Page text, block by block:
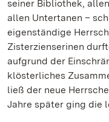
seiner Bibliothek,
allen Untertanen –
eigenständige
Zisterzienserinen
aufgrund der
klösterliches
ließ der neue
Jahre später ging die